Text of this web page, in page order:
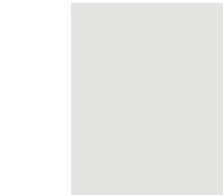
Pls Contact Nanthicha